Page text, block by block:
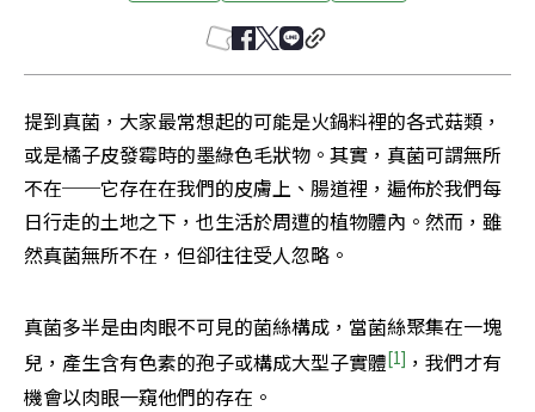
提到真菌，大家最常想起的可能是火鍋料裡的各式菇類，
或是橘子皮發霉時的墨綠色毛狀物。其實，真菌可謂無所
不在──它存在在我們的皮膚上、腸道裡，遍佈於我們每
日行走的土地之下，也生活於周遭的植物體內。然而，雖
然真菌無所不在，但卻往往受人忽略。
真菌多半是由肉眼不可見的菌絲構成，當菌絲聚集在一塊
兒，產生含有色素的孢子或構成大型子實體[1] ，我們才有
機會以肉眼一窺他們的存在。